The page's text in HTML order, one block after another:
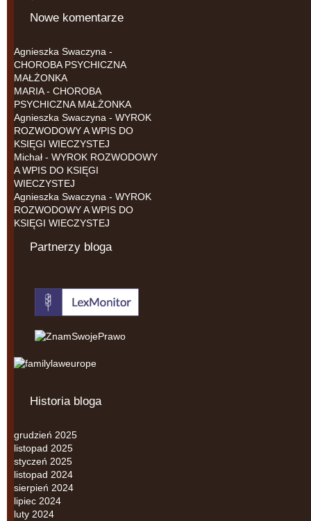
Nowe komentarze
Agnieszka Swaczyna -
CHOROBA PSYCHICZNA
MAŁŻONKA
MARIA- CHOROBA
PSYCHICZNA MAŁŻONKA
Agnieszka Swaczyna - WYROK
ROZWODOWY A WPIS DO
KSIĘGI WIECZYSTEJ
Michał - WYROK ROZWODOWY
A WPIS DO KSIĘGI
WIECZYSTEJ
Agnieszka Swaczyna - WYROK
ROZWODOWY A WPIS DO
KSIĘGI WIECZYSTEJ
Partnerzy bloga
Historia bloga
grudzień 2025
listopad 2025
styczeń 2025
listopad 2024
sierpień 2024
lipiec 2024
luty 2024